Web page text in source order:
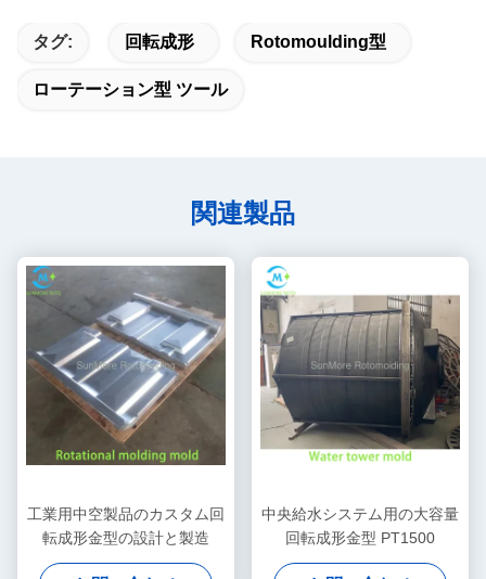
utilization, we’ve placed repeated orders for
multiple specifications.
タグ: 回転成形 Rotomoulding型
ローテーション型 ツール
関連製品
工業用中空製品のカスタム回
転成形金型の設計と製造
中央給水システム用の大容量
回転成形金型 PT1500